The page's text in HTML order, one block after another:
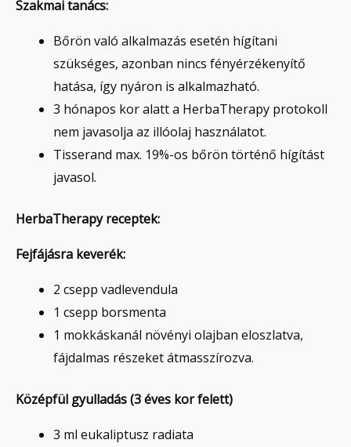
Szakmai tanács:
Bőrön való alkalmazás esetén hígítani
szükséges, azonban nincs fényérzékenyítő
hatása, így nyáron is alkalmazható.
3 hónapos kor alatt a HerbaTherapy protokoll
nem javasolja az illóolaj használatot.
Tisserand max. 19%-os bőrön történő hígítást
javasol.
HerbaTherapy receptek:
Fejfájásra keverék:
2 csepp vadlevendula
1 csepp borsmenta
1 mokkáskanál növényi olajban eloszlatva,
fájdalmas részeket átmasszírozva.
Középfül gyulladás (3 éves kor felett)
3 ml eukaliptusz radiata